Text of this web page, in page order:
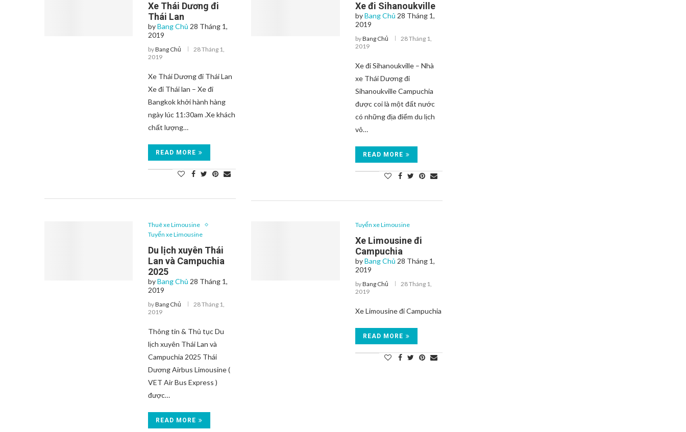
Xe Thái Dương đi
Thái Lan
byBang Chủ 28 Tháng 1,
2019
byBang Chủ
28 Tháng 1,
2019
Xe Thái Dương đi Thái Lan
Xe đi Thái lan – Xe đi
Bangkok khởi hành hàng
ngày lúc 11:30am .Xe khách
chất lượng…
READ MORE
Xe đi Sihanoukville
byBang Chủ 28 Tháng 1,
2019
byBang Chủ
28 Tháng 1,
2019
Xe đi Sihanoukville – Nhà
xe Thái Dương đi
Sihanoukville Campuchia
được coi là một đất nước
có những địa điểm du lịch
vô…
READ MORE
Thuê xe Limousine
Tuyến xe Limousine
Du lịch xuyên Thái
Lan và Campuchia
2025
byBang Chủ 28 Tháng 1,
2019
byBang Chủ
28 Tháng 1,
2019
Thông tin & Thủ tục Du
lịch xuyên Thái Lan và
Campuchia 2025 Thái
Dương Airbus Limousine (
VET Air Bus Express )
được…
READ MORE
Tuyến xe Limousine
Xe Limousine đi
Campuchia
byBang Chủ 28 Tháng 1,
2019
byBang Chủ
28 Tháng 1,
2019
Xe Limousine đi Campuchia
READ MORE